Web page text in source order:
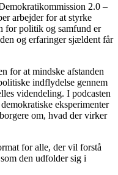
2.0 –
arbejder for at styrke
for politik og samfund er
og erfaringer sjældent får
for at mindske afstanden
indflydelse gennem
videndeling. I podcasten
eksperimenter
om, hvad der virker
for alle, der vil forstå
den udfolder sig i